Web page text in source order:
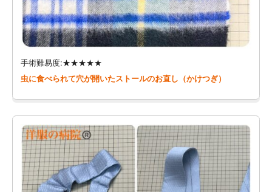
手術難易度:★★★★★
虫に食べられて穴が開いたストールのお直し（かけつぎ）